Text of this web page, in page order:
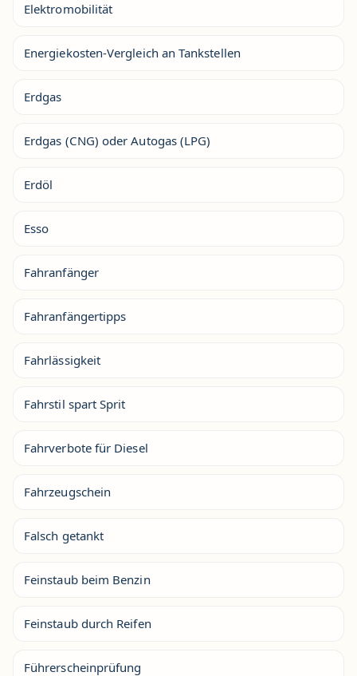
Elektromobilität
Energiekosten-Vergleich an Tankstellen
Erdgas
Erdgas (CNG) oder Autogas (LPG)
Erdöl
Esso
Fahranfänger
Fahranfängertipps
Fahrlässigkeit
Fahrstil spart Sprit
Fahrverbote für Diesel
Fahrzeugschein
Falsch getankt
Feinstaub beim Benzin
Feinstaub durch Reifen
Führerscheinprüfung